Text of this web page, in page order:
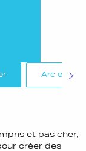
Arc en
et pas cher,
créer des